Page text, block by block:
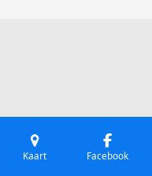
Kaart Facebook